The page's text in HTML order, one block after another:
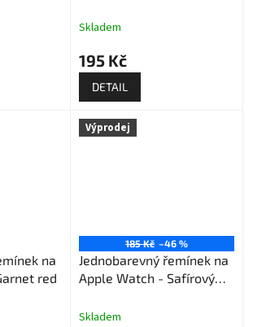
Skladem
195 Kč
DETAIL
na
red
Výprodej
185 Kč –46 %
Jednobarevný řemínek na
Apple Watch - Safírový
Skladem